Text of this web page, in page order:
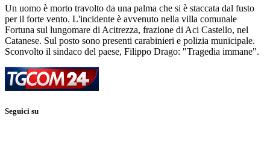
Un uomo è morto travolto da una palma che si è staccata dal fusto
per il forte vento. L'incidente è avvenuto nella villa comunale
Fortuna sul lungomare di Acitrezza, frazione di Aci Castello, nel
Catanese. Sul posto sono presenti carabinieri e polizia municipale.
Sconvolto il sindaco del paese, Filippo Drago: "Tragedia immane".
Seguici su